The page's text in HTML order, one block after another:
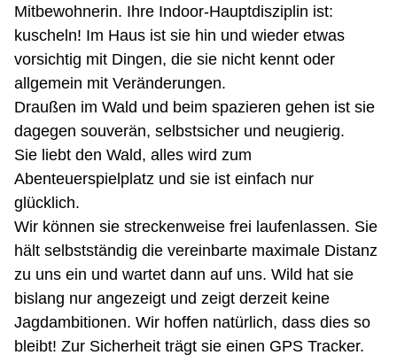
Mitbewohnerin. Ihre Indoor-Hauptdisziplin ist:
kuscheln! Im Haus ist sie hin und wieder etwas
vorsichtig mit Dingen, die sie nicht kennt oder
allgemein mit Veränderungen.
Draußen im Wald und beim spazieren gehen ist sie
dagegen souverän, selbstsicher und neugierig.
Sie liebt den Wald, alles wird zum
Abenteuerspielplatz und sie ist einfach nur
glücklich.
Wir können sie streckenweise frei laufenlassen. Sie
hält selbstständig die vereinbarte maximale Distanz
zu uns ein und wartet dann auf uns. Wild hat sie
bislang nur angezeigt und zeigt derzeit keine
Jagdambitionen. Wir hoffen natürlich, dass dies so
bleibt! Zur Sicherheit trägt sie einen GPS Tracker.